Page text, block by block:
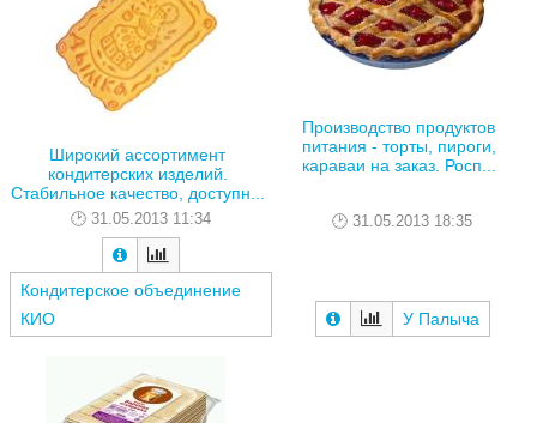
Широкий ассортимент
кондитерских изделий.
Стабильное качество, доступн...
31.05.2013 11:34
Кондитерское объединение
КИО
Производство продуктов
питания - торты, пироги,
караваи на заказ. Росп...
31.05.2013 18:35
У Палыча